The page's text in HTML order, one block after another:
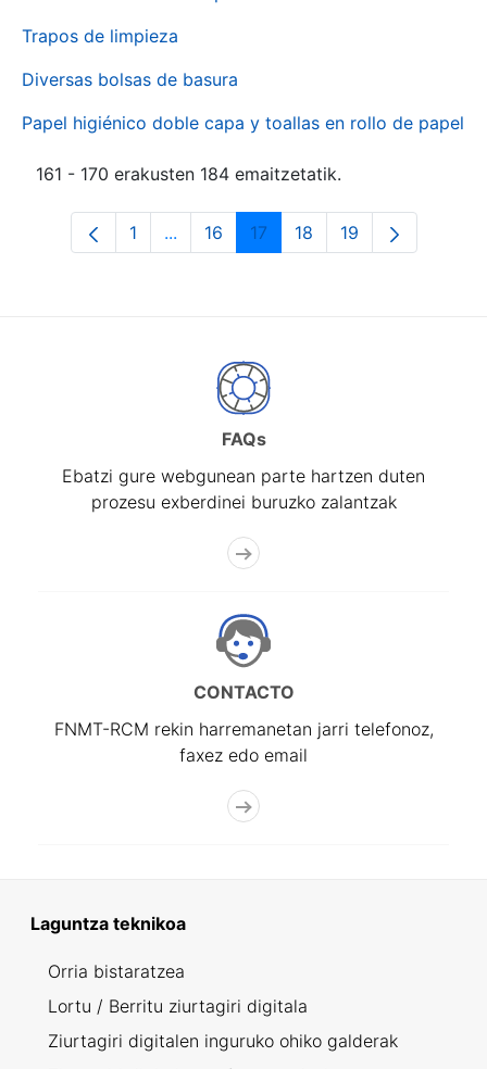
Trapos de limpieza
Diversas bolsas de basura
Papel higiénico doble capa y toallas en rollo de papel
161 - 170 erakusten 184 emaitzetatik.
Orrialdea
1 ...Intermediate Pages Use TAB to
Orrialdea
16 Orrialdea
17 Orrialdea
18 Orrialdea
19
FAQs
Ebatzi gure webgunean parte hartzen duten
prozesu exberdinei buruzko zalantzak
CONTACTO
FNMT-RCM rekin harremanetan jarri telefonoz,
faxez edo email
Laguntza teknikoa
Orria bistaratzea
Lortu / Berritu ziurtagiri digitala
Ziurtagiri digitalen inguruko ohiko galderak